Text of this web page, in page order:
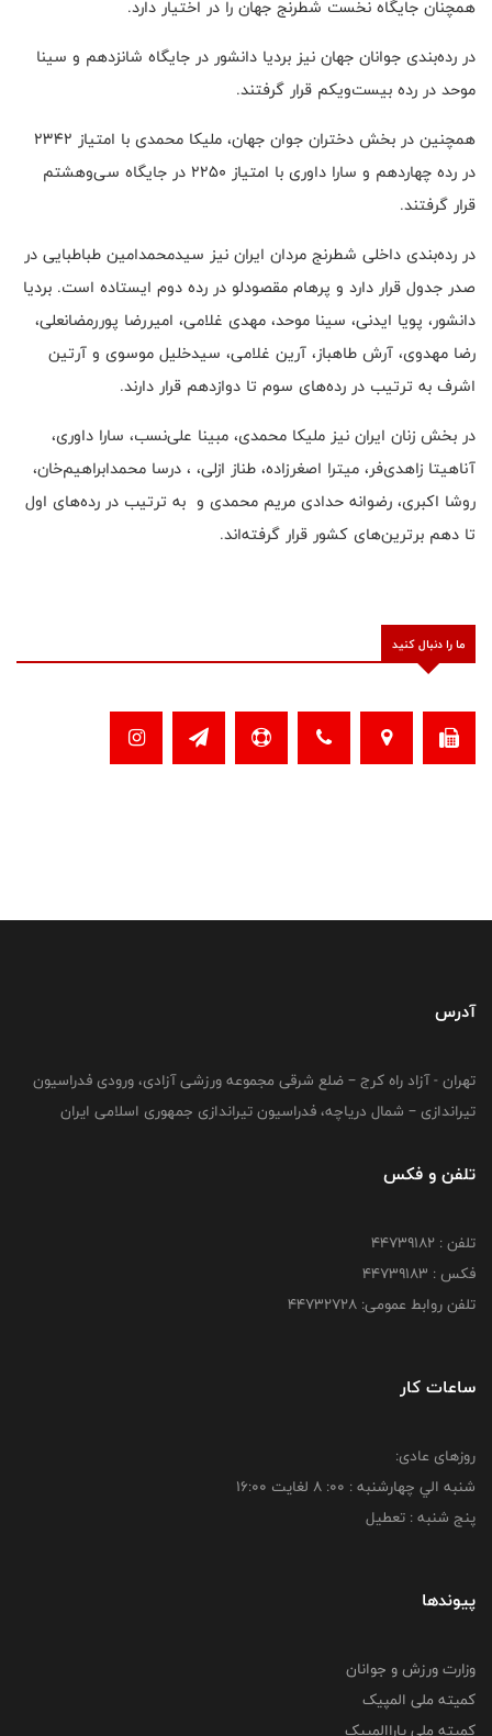
همچنان جایگاه نخست شطرنج جهان را در اختیار دارد.
در رده‌بندی جوانان جهان نیز بردیا دانشور در جایگاه شانزدهم و سینا
موحد در رده بیست‌ویکم قرار گرفتند.
همچنین در بخش دختران جوان جهان، ملیکا محمدی با امتیاز ۲۳۴۲
در رده چهاردهم و سارا داوری با امتیاز ۲۲۵۰ در جایگاه سی‌وهشتم
قرار گرفتند.
در رده‌بندی داخلی شطرنج مردان ایران نیز سیدمحمدامین طباطبایی در
صدر جدول قرار دارد و پرهام مقصودلو در رده دوم ایستاده است. بردیا
دانشور، پویا ایدنی، سینا موحد، مهدی غلامی، امیررضا پوررمضانعلی،
رضا مهدوی، آرش طاهباز، آرین غلامی، سیدخلیل موسوی و آرتین
اشرف به ترتیب در رده‌های سوم تا دوازدهم قرار دارند.
در بخش زنان ایران نیز ملیکا محمدی، مبینا علی‌نسب، سارا داوری،
آناهیتا زاهدی‌فر، میترا اصغرزاده، طناز ازلی، ، درسا محمدابراهیم‌خان،
روشا اکبری، رضوانه حدادی مریم محمدی و به ترتیب در رده‌های اول
تا دهم برترین‌های کشور قرار گرفته‌اند.
ما را دنبال کنید
آدرس
تهران - آزاد راه کرج – ضلع شرقی مجموعه ورزشی آزادی، ورودی فدراسیون
تیراندازی – شمال دریاچه، فدراسیون تیراندازی جمهوری اسلامی ایران
تلفن و فکس
تلفن : ۴۴۷۳۹۱۸۲
فکس : ۴۴۷۳۹۱۸3
تلفن روابط عمومی: ۴۴۷۳۲۷۲۸
ساعات کار
روزهای عادی:
شنبه الي چهارشنبه : 00: 8 لغايت 16:00
پنج شنبه : تعطیل
پیوندها
وزارت ورزش و جوانان
کمیته ملی المپیک
کمیته ملی پاراالمپیک